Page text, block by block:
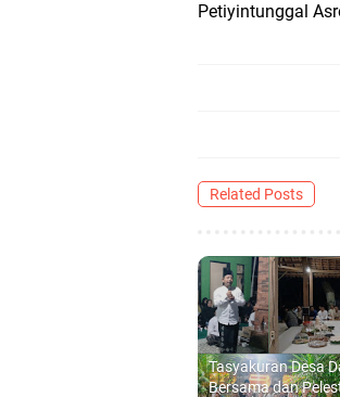
Petiyintunggal
Related Posts
Tasyakuran Desa
Bersama dan